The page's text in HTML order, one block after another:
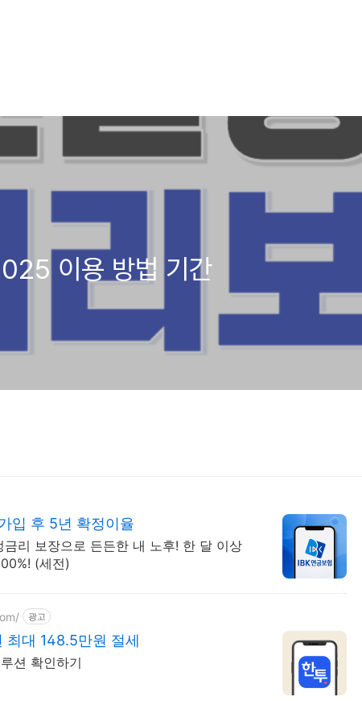
이용 방법 기간
입 후 5년 확정이율
리 보장으로 든든한 내 노후! 한 달 이상
(세전)
광고
최대 148.5만원 절세
션 확인하기